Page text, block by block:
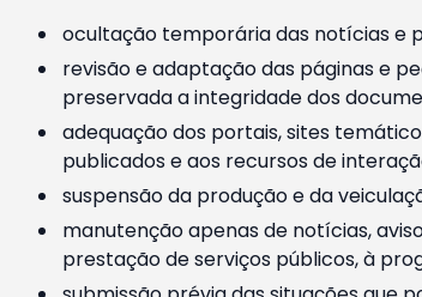
ocultação temporária das notícias e
revisão e adaptação das páginas e
preservada a integridade dos
adequação dos portais, sites
publicados e aos recursos de
suspensão da produção e da
manutenção apenas de notícias,
prestação de serviços públicos, à